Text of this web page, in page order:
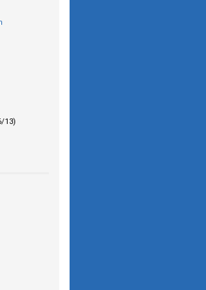
13)